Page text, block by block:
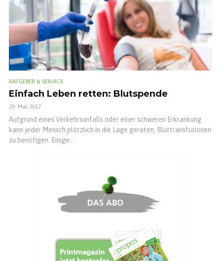
RATGEBER & SERVICE
Einfach Leben retten: Blutspende
29. Mai 2017
Aufgrund eines Verkehrsunfalls oder einer schweren Erkrankung
kann jeder Mensch plötzlich in die Lage geraten, Bluttransfusionen
zu benötigen. Einige...